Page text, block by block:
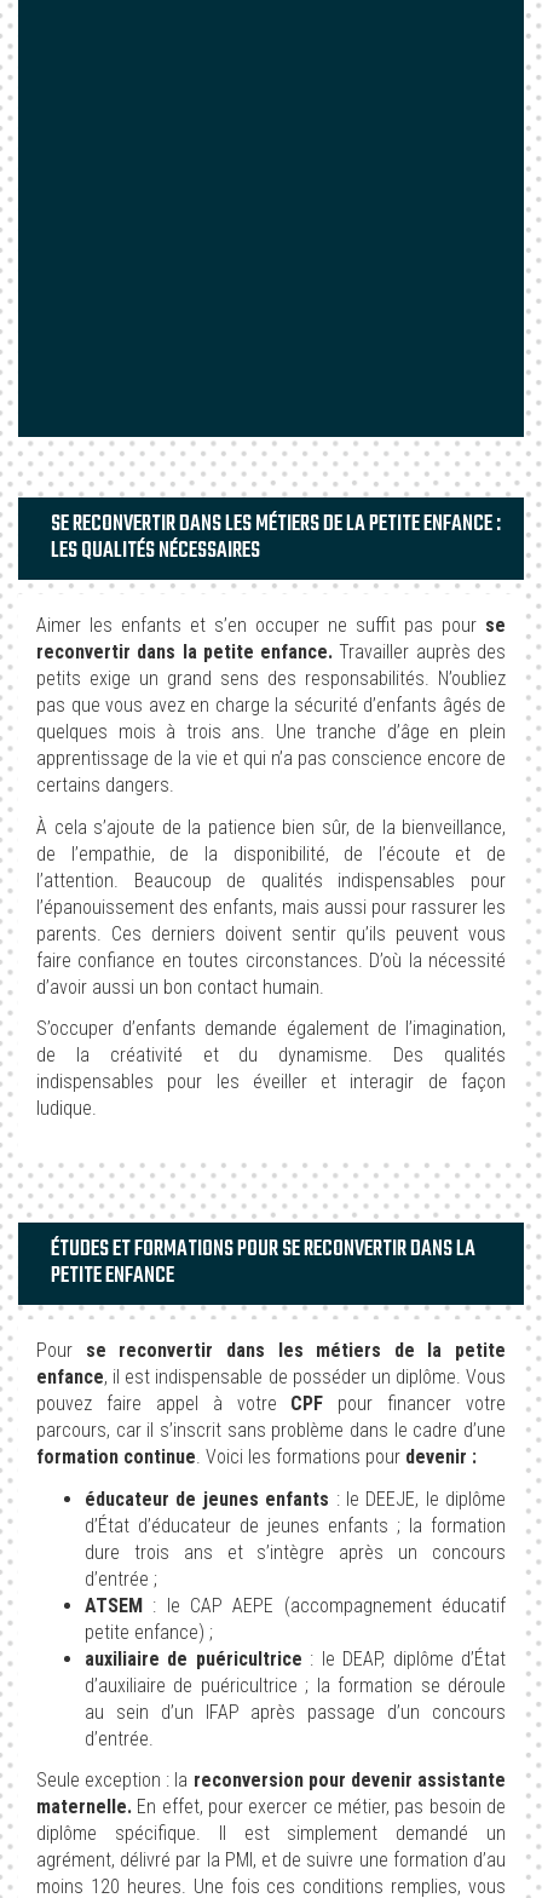
SE RECONVERTIR DANS LES MÉTIERS DE LA PETITE ENFANCE :
LES QUALITÉS NÉCESSAIRES
Aimer les enfants et s’en occuper ne suffit pas pour se
reconvertir dans la petite enfance. Travailler auprès des
petits exige un grand sens des responsabilités. N’oubliez
pas que vous avez en charge la sécurité d’enfants âgés de
quelques mois à trois ans. Une tranche d’âge en plein
apprentissage de la vie et qui n’a pas conscience encore de
certains dangers.
À cela s’ajoute de la patience bien sûr, de la bienveillance,
de l’empathie, de la disponibilité, de l’écoute et de
l’attention. Beaucoup de qualités indispensables pour
l’épanouissement des enfants, mais aussi pour rassurer les
parents. Ces derniers doivent sentir qu’ils peuvent vous
faire confiance en toutes circonstances. D’où la nécessité
d’avoir aussi un bon contact humain.
S’occuper d’enfants demande également de l’imagination,
de la créativité et du dynamisme. Des qualités
indispensables pour les éveiller et interagir de façon
ludique.
ÉTUDES ET FORMATIONS POUR SE RECONVERTIR DANS LA
PETITE ENFANCE
Pour se reconvertir dans les métiers de la petite
enfance, il est indispensable de posséder un diplôme. Vous
pouvez faire appel à votre CPF pour financer votre
parcours, car il s’inscrit sans problème dans le cadre d’une
formation continue. Voici les formations pour devenir :
éducateur de jeunes enfants : le DEEJE, le diplôme
d’État d’éducateur de jeunes enfants ; la formation
dure trois ans et s’intègre après un concours
d’entrée ;
ATSEM : le CAP AEPE (accompagnement éducatif
petite enfance) ;
auxiliaire de puéricultrice : le DEAP, diplôme d’État
d’auxiliaire de puéricultrice ; la formation se déroule
au sein d’un IFAP après passage d’un concours
d’entrée.
Seule exception : la reconversion pour devenir assistante
maternelle. En effet, pour exercer ce métier, pas besoin de
diplôme spécifique. Il est simplement demandé un
agrément, délivré par la PMI, et de suivre une formation d’au
moins 120 heures. Une fois ces conditions remplies, vous